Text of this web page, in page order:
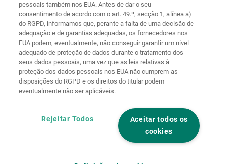
Termos e
condições
Diretivas de
cookies Iniciar sessão
Declaração de
Acessibilidade
Definições de cookies
pessoais também nos EUA. Antes de dar o seu
consentimento de acordo com o art. 49.º, secção 1, alínea a)
do RGPD, informamos que, perante a falta de uma decisão de
adequação e de garantias adequadas, os fornecedores nos
EUA podem, eventualmente, não conseguir garantir um nível
adequado de proteção de dados durante o tratamento dos
seus dados pessoais, uma vez que as leis relativas à
proteção dos dados pessoais nos EUA não cumprem as
disposições do RGPD e os direitos do titular podem
eventualmente não ser aplicáveis.
Aceitar todos os
cookies
Rejeitar Todos